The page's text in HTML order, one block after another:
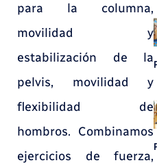
para la columna,
movilidad y
estabilización de la
pelvis, movilidad y
flexibilidad de
hombros. Combinamos
ejercicios de fuerza,